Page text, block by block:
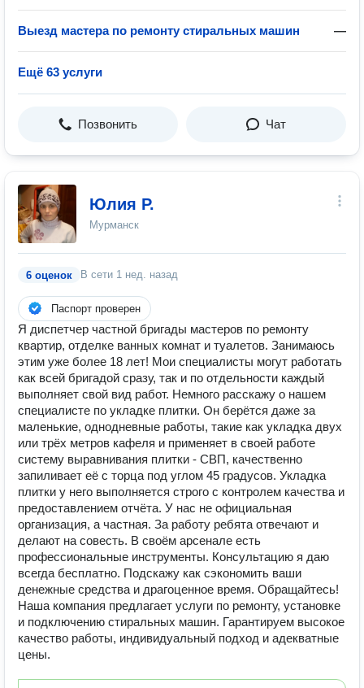
Выезд мастера по ремонту стиральных машин —
Ещё 63 услуги
Позвонить Чат
Юлия Р.
Мурманск
6 оценок В сети 1 нед. назад
Паспорт проверен
Я диспетчер частной бригады мастеров по ремонту
квартир, отделке ванных комнат и туалетов. Занимаюсь
этим уже более 18 лет! Мои специалисты могут работать
как всей бригадой сразу, так и по отдельности каждый
выполняет свой вид работ. Немного расскажу о нашем
специалисте по укладке плитки. Он берётся даже за
маленькие, однодневные работы, такие как укладка двух
или трёх метров кафеля и применяет в своей работе
систему выравнивания плитки - СВП, качественно
запиливает её с торца под углом 45 градусов. Укладка
плитки у него выполняется строго с контролем качества и
предоставлением отчёта. У нас не официальная
организация, а частная. За работу ребята отвечают и
делают на совесть. В своём арсенале есть
профессиональные инструменты. Консультацию я даю
всегда бесплатно. Подскажу как сэкономить ваши
денежные средства и драгоценное время. Обращайтесь!
Наша компания предлагает услуги по ремонту, установке
и подключению стиральных машин. Гарантируем высокое
качество работы, индивидуальный подход и адекватные
цены.